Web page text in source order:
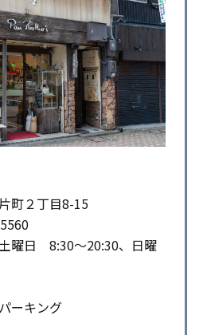
町２丁目8-15
曜日 8:30～20:30、日曜
ーキング